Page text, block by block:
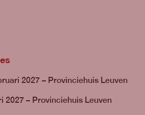
2027 – Provinciehuis Leuven
2027 – Provinciehuis Leuven